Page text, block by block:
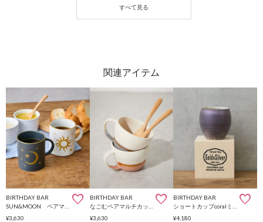
BIRTHDAY BAR
¥3,630
BIRTHDAY BAR
¥3,630
BIRTHDAY BAR
¥4,180